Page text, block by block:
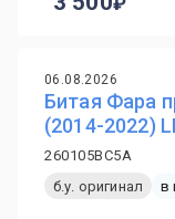
06.08.2026
Битая Фара
(2014-2022)
260105BC5A
б.у. оригинал
в